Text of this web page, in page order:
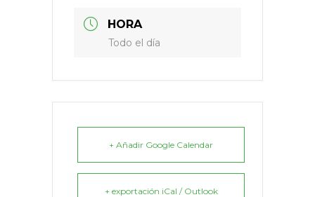
HORA
Todo el día
+ Añadir Google Calendar
+ exportación iCal / Outlook